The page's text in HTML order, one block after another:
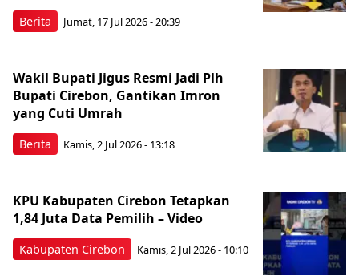
Berita Jumat, 17 Jul 2026 - 20:39
Berita
Wakil Bupati Jigus Resmi Jadi Plh
Bupati Cirebon, Gantikan Imron
yang Cuti Umrah
Kamis, 2 Jul 2026 - 13:18
Kabupaten Cirebon
KPU Kabupaten Cirebon Tetapkan
1,84 Juta Data Pemilih – Video
Kamis, 2 Jul 2026 - 10:10